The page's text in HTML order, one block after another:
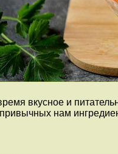
вкусное и
нам